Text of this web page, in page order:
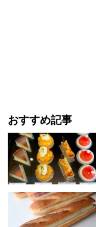
おすすめ記事